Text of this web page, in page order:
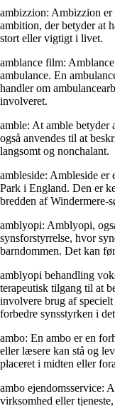
ambizzion: Ambizzion er
ambition, der betyder at
stort eller vigtigt i livet.
amblance film:
ambulance. En
handler om
involveret.
amble: At amble betyder
også anvendes til at
langsomt og nonchalant.
ambleside: Ambleside
Park i England. Den er
bredden af Windermere-
amblyopi: Amblyopi,
synsforstyrrelse, hvor
barndommen. Det kan
amblyopi behandling
terapeutisk tilgang til at
involvere brug af
forbedre synsstyrken i
ambo: En ambo er en
eller læsere kan stå og
placeret i midten eller
ambo ejendomsservice:
virksomhed eller